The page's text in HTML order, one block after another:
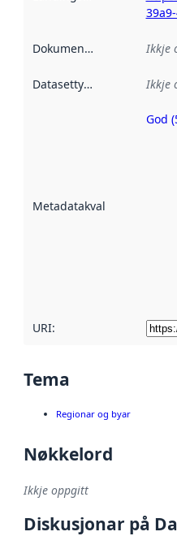
Dokumentasjon Ikkje
Datasettype Ikkje
Metadatakvalitet
God
URI:
Tema
Regionar og byar
Nøkkelord
Ikkje oppgitt
Diskusjonar på